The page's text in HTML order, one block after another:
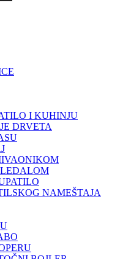
I KUHINJU
DRVETA
NAMEŠTAJA